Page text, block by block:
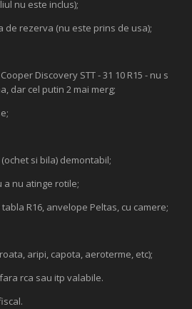
nu este inclus);
de rezerva (nu este prins de usa);
Discovery STT - 31 10 R15 - nu s
dar cel putin 2 mai merg;
si bila) demontabil;
nu atinge rotile;
R16, anvelope Peltas, cu camere;
aripi, capota, aeroterme, etc);
rca sau itp valabile.